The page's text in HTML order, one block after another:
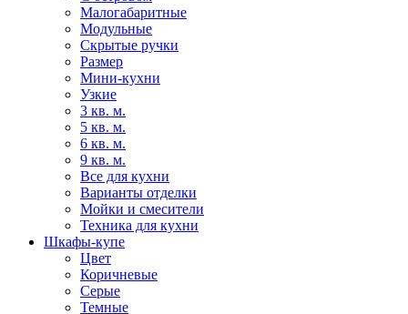
Малогабаритные
Модульные
Скрытые ручки
Размер
Мини-кухни
Узкие
3 кв. м.
5 кв. м.
6 кв. м.
9 кв. м.
Все для кухни
Варианты отделки
Мойки и смесители
Техника для кухни
Шкафы-купе
Цвет
Коричневые
Серые
Темные